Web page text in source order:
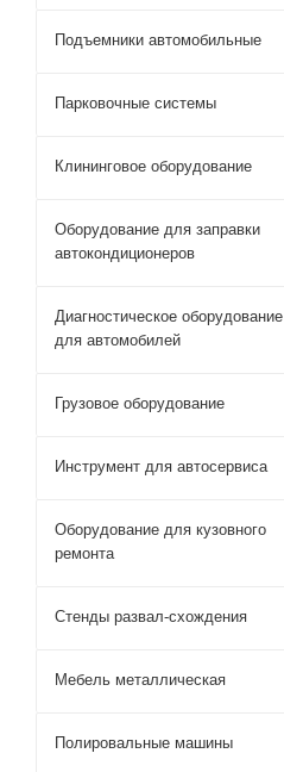
Подъемники автомобильные
Парковочные системы
Клининговое оборудование
Оборудование для заправки
автокондиционеров
Диагностическое оборудование
для автомобилей
Грузовое оборудование
Инструмент для автосервиса
Оборудование для кузовного
ремонта
Стенды развал-схождения
Мебель металлическая
Полировальные машины